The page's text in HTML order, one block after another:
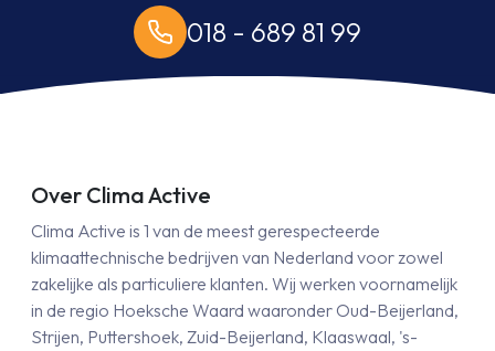
018 - 689 81 99
Over Clima Active
Clima Active is 1 van de meest gerespecteerde
klimaattechnische bedrijven van Nederland voor zowel
zakelijke als particuliere klanten. Wij werken voornamelijk
in de regio Hoeksche Waard waaronder Oud-Beijerland,
Strijen, Puttershoek, Zuid-Beijerland, Klaaswaal, 's-